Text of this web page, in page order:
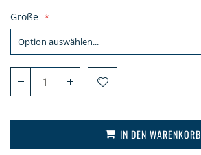
Größe
IN DEN WARENKORB